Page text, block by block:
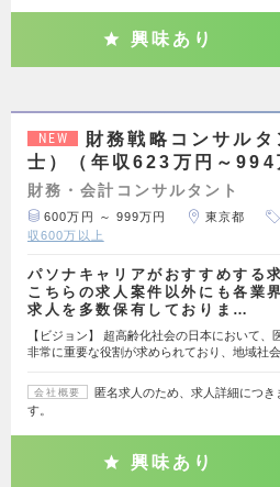
興味あり
NEW
財務戦略コンサル
士）（年収623万円～994
財務・会計コンサルタント
600万円 ～ 999万円 東京都
収600万以上
パソナキャリアがおすすめする
こちらの求人案件以外にも各業
求人を多数保有しておりま…
【ビジョン】 超高齢化社会の日本において
非常に重要な役割が求められており、地域社
会社概要
匿名求人のため、求人詳細につ
す。
興味あり